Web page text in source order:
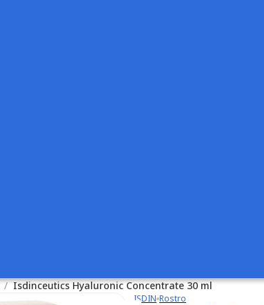
/ Isdinceutics Hyaluronic Concentrate 30 ml
ISDIN Rostro